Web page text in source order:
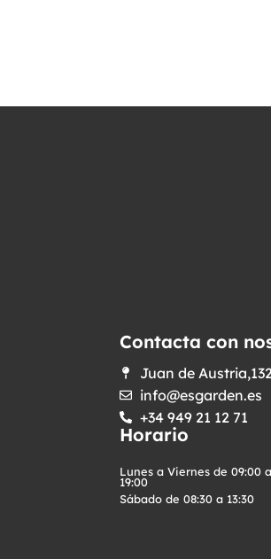
Contacta con
Juan de
info@esgarden.es
+34 949 21 12 71
Horario
Lunes a Viernes de 09:00
19:00
Sábado de 08:30 a 13:30